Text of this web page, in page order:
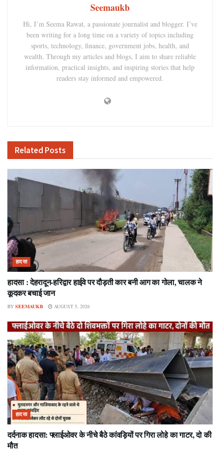
Seemaukb
Hi, I’m Seema Rawat, a passionate journalist and blogger. I’ve
been writing for a long time on a variety of topics including
sports, technology, finance, government jobs, health, and
wealth. Through my articles and blogs, I aim to share reliable
information, practical insights, and inspiring stories that help
readers stay informed and empowered.
Related Posts
हादसा
हादसा : देहरादून-हरिद्वार हाईवे पर दौड़ती कार बनी आग का गोला, चालक ने
कूदकर बचाई जान
BY SEEMAUKB AUGUST 5, 2026
हादसा
दर्दनाक हादसा: फ्लाईओवर के नीचे बैठे कांवड़ियों पर गिरा लोहे का गाटर, दो की
मौत